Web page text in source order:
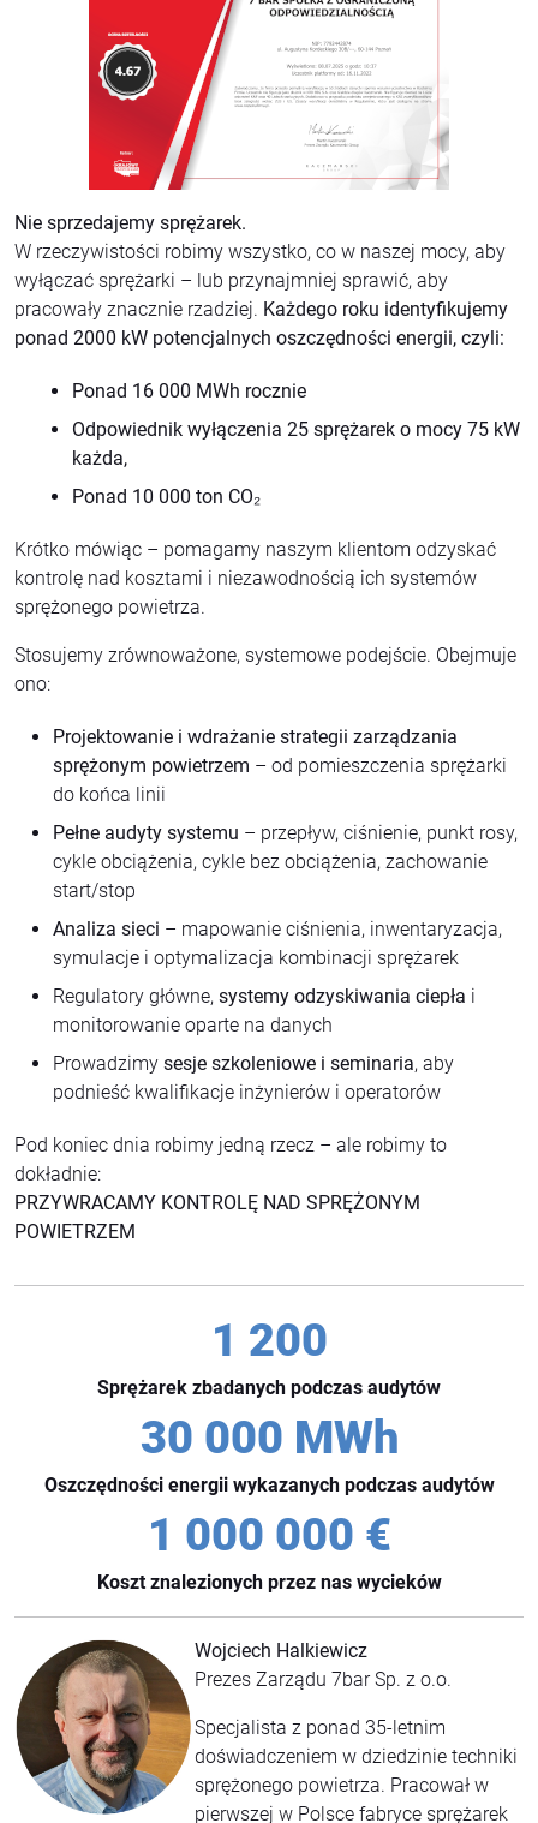
Nie sprzedajemy sprężarek.
W rzeczywistości robimy wszystko, co w naszej mocy, aby
wyłączać sprężarki – lub przynajmniej sprawić, aby
pracowały znacznie rzadziej. Każdego roku identyfikujemy
ponad 2000 kW potencjalnych oszczędności energii, czyli:
Ponad 16 000 MWh rocznie
Odpowiednik wyłączenia 25 sprężarek o mocy 75 kW
każda,
Ponad 10 000 ton CO₂
Krótko mówiąc – pomagamy naszym klientom odzyskać
kontrolę nad kosztami i niezawodnością ich systemów
sprężonego powietrza.
Stosujemy zrównoważone, systemowe podejście. Obejmuje
ono:
Projektowanie i wdrażanie strategii zarządzania
sprężonym powietrzem – od pomieszczenia sprężarki
do końca linii
Pełne audyty systemu – przepływ, ciśnienie, punkt rosy,
cykle obciążenia, cykle bez obciążenia, zachowanie
start/stop
Analiza sieci – mapowanie ciśnienia, inwentaryzacja,
symulacje i optymalizacja kombinacji sprężarek
Regulatory główne, systemy odzyskiwania ciepła i
monitorowanie oparte na danych
Prowadzimy sesje szkoleniowe i seminaria, aby
podnieść kwalifikacje inżynierów i operatorów
Pod koniec dnia robimy jedną rzecz – ale robimy to
dokładnie:
PRZYWRACAMY KONTROLĘ NAD SPRĘŻONYM
POWIETRZEM
1 200
Sprężarek zbadanych podczas audytów
30 000 MWh
Oszczędności energii wykazanych podczas audytów
1 000 000 €
Koszt znalezionych przez nas wycieków
Wojciech Halkiewicz
Prezes Zarządu 7bar Sp. z o.o.
Specjalista z ponad 35-letnim
doświadczeniem w dziedzinie techniki
sprężonego powietrza. Pracował w
pierwszej w Polsce fabryce sprężarek